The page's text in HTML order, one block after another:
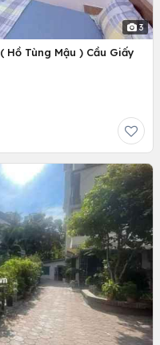
3
Hồ Tùng Mậu ) Cầu Giấy